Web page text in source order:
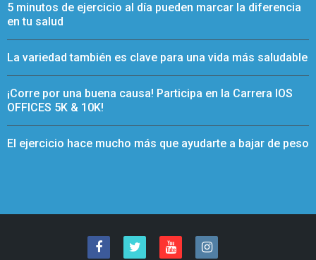
5 minutos de ejercicio al día pueden marcar la diferencia
en tu salud
La variedad también es clave para una vida más saludable
¡Corre por una buena causa! Participa en la Carrera IOS
OFFICES 5K & 10K!
El ejercicio hace mucho más que ayudarte a bajar de peso